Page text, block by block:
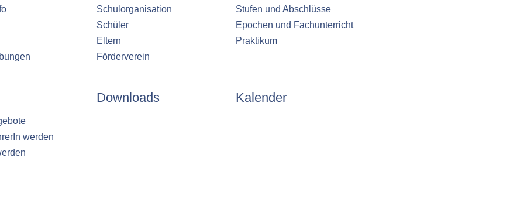
Schulorganisation
Schüler
Eltern
Förderverein
Stufen und Abschlüsse
Epochen und Fachunterricht
Praktikum
werden
Downloads Kalender